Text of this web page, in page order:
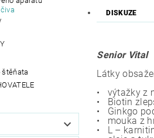
štěňata
DISKUZE
Senior Vital
Látky
• výtažky z
• Biotin
• Ginkgo
• mouka z
• L –